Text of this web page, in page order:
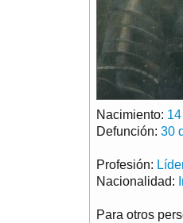
Nacimiento:
Defunción: 30
Profesión:
Nacionalidad:
Para otros